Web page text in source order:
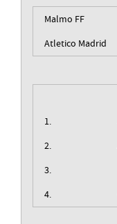
Malmo FF
Atletico Madrid
1.
2.
3.
4.